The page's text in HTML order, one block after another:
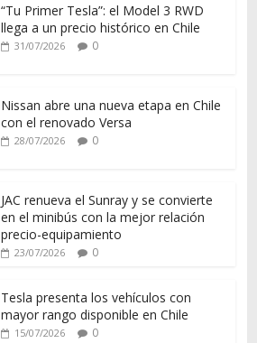
“Tu Primer Tesla”: el Model 3 RWD
llega a un precio histórico en Chile
31/07/2026 0
Nissan abre una nueva etapa en Chile
con el renovado Versa
28/07/2026 0
JAC renueva el Sunray y se convierte
en el minibús con la mejor relación
precio-equipamiento
23/07/2026 0
Tesla presenta los vehículos con
mayor rango disponible en Chile
15/07/2026 0